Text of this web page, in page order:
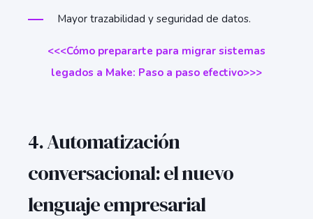
Mayor trazabilidad y seguridad de datos.
<<<Cómo prepararte para migrar sistemas
legados a Make: Paso a paso efectivo>>>
4. Automatización
conversacional: el nuevo
lenguaje empresarial